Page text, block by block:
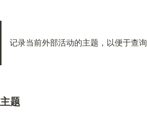
记录当前外部活动的主题，以便于查询
主题